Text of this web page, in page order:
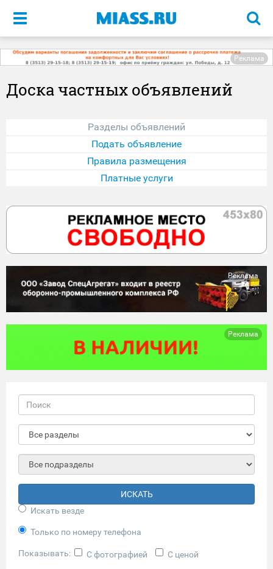
Меню
Реклама
Доска частных объявлений
Разделы объявлений
Подать объявление
Правила размещения
Платные услуги
Реклама
Реклама
ИСКАТЬ
Искать везде
Только по номеру телефона
Показывать: С фотографией С ценой